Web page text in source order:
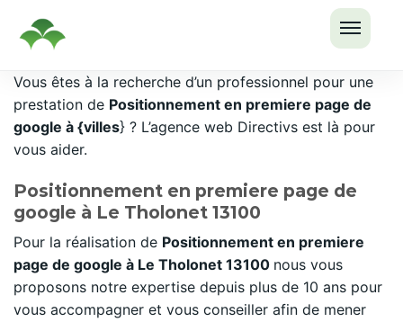
LE
MENU
Passer
au
contenu
Vous êtes à la recherche d’un professionnel pour une
prestation de Positionnement en premiere page de
google à {villes} ? L’agence web Directivs est là pour
vous aider.
Positionnement en premiere page de
google à Le Tholonet 13100
Pour la réalisation de Positionnement en premiere
page de google à Le Tholonet 13100 nous vous
proposons notre expertise depuis plus de 10 ans pour
vous accompagner et vous conseiller afin de mener